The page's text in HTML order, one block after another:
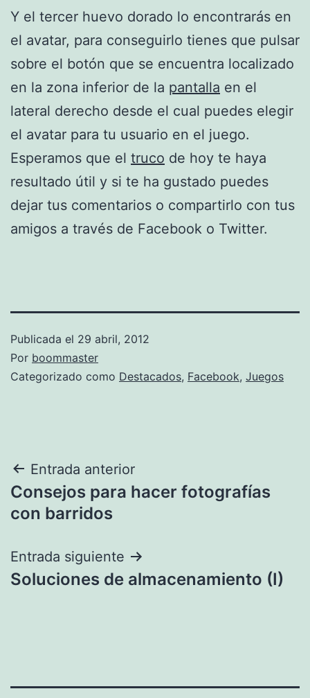
Y el tercer huevo dorado lo encontrarás en
el avatar, para conseguirlo tienes que pulsar
sobre el botón que se encuentra localizado
en la zona inferior de la pantalla en el
lateral derecho desde el cual puedes elegir
el avatar para tu usuario en el juego.
Esperamos que el truco de hoy te haya
resultado útil y si te ha gustado puedes
dejar tus comentarios o compartirlo con tus
amigos a través de Facebook o Twitter.
Publicada el 29 abril, 2012
Por boommaster
Categorizado como Destacados, Facebook, Juegos
Navegación
de
Entrada anterior
Consejos para hacer fotografías
con barridos
Entrada siguiente
Soluciones de almacenamiento (I)